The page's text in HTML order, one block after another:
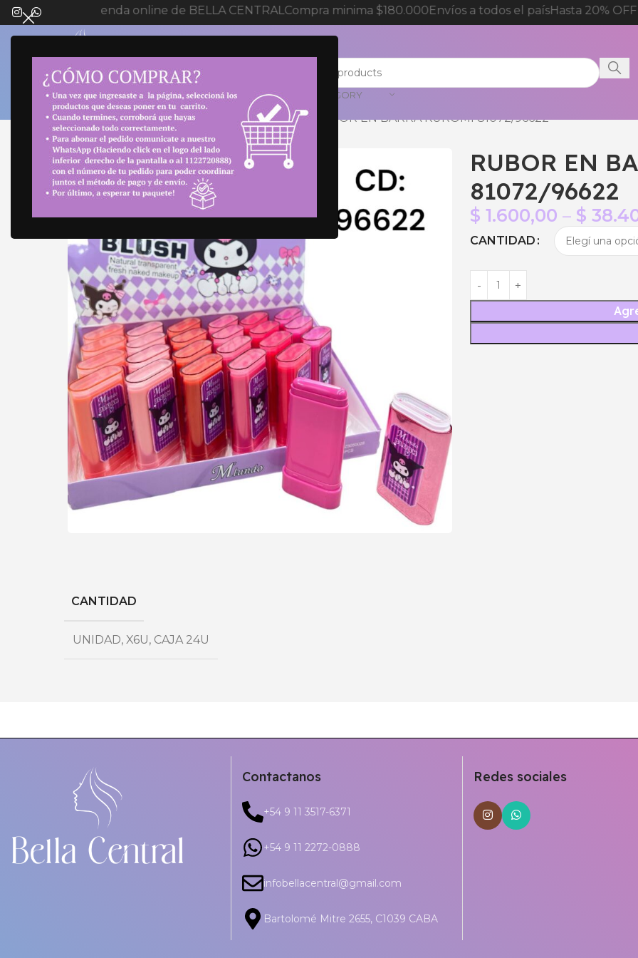
Bienvenida a tienda online de BELLA CENTRALCompra minima $180.000Envíos a todos el paísHasta 20% OFF
SELECT CATEGORY
Inicio Maquillaje Rostro Ilumilador y Rubor RUBOR EN BARRA KUROMI 81072/96622
RUBOR EN
81072/96622
$ 1.600,00 – $
CANTIDAD
CANTIDAD
UNIDAD, X6U, CAJA 24U
Contactanos
+54 9 11 3517-6371
+54 9 11 2272-0888
infobellacentral@gmail.com
Bartolomé Mitre 2655, C1039 CABA
Redes sociales